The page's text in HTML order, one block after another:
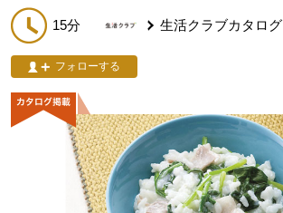
15分 生活クラブカタログ
フォローする